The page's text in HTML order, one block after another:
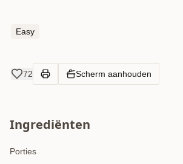
Easy
72 Scherm aanhouden
Ingrediënten
Porties